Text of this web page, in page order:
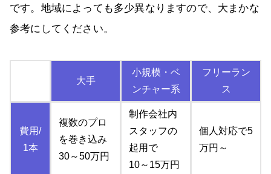
です。地域によっても多少異なりますので、大まかな
参考にしてください。
大手
小規模・ベ
ンチャー系
フリーラン
ス
費用/
1本
複数のプロ
を巻き込み
30～50万円
制作会社内
スタッフの
起用で
10～15万円
個人対応で5
万円～